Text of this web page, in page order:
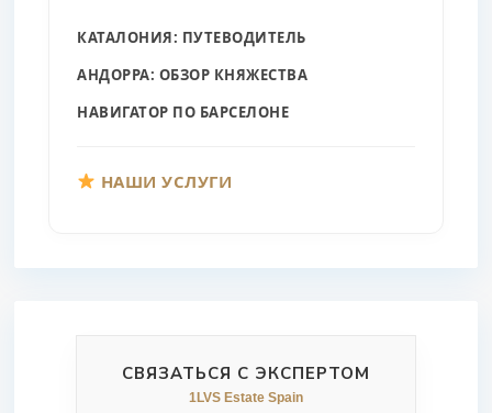
КАТАЛОНИЯ: ПУТЕВОДИТЕЛЬ
АНДОРРА: ОБЗОР КНЯЖЕСТВА
НАВИГАТОР ПО БАРСЕЛОНЕ
НАШИ УСЛУГИ
СВЯЗАТЬСЯ С ЭКСПЕРТОМ
1LVS Estate Spain